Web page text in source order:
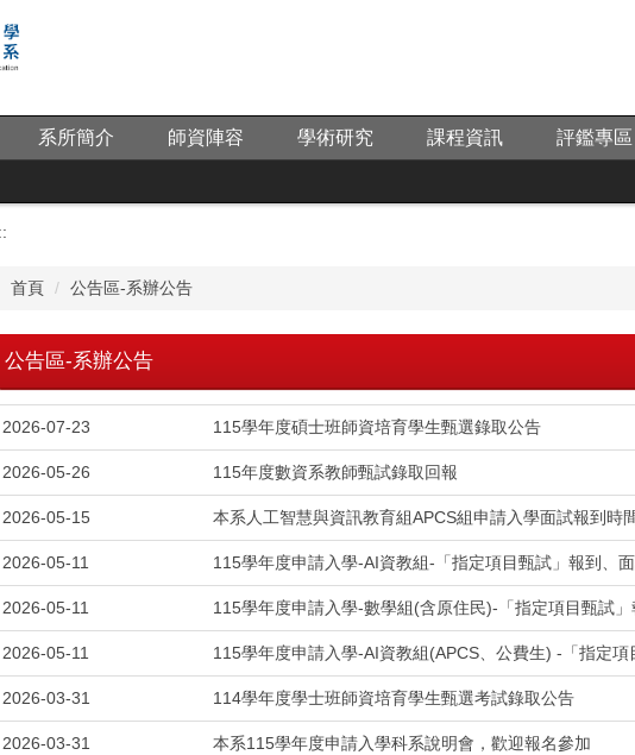
系所簡介 師資陣容 學術研究 課程資訊 評鑑專區
首頁 公告區-系辦公告
公告區-系辦公告
2026-07-23 115學年度碩士班師資培育學生甄選錄取公告
2026-05-26 115年度數資系教師甄試錄取回報
2026-05-15 本系人工智慧與資訊教育組APCS組申請入學面試報到時
2026-05-11 115學年度申請入學-AI資教組-「指定項目甄試」報到、
2026-05-11 115學年度申請入學-數學組(含原住民)-「指定項目甄試
2026-05-11 115學年度申請入學-AI資教組(APCS、公費生) -「指定
2026-03-31 114學年度學士班師資培育學生甄選考試錄取公告
2026-03-31 本系115學年度申請入學科系說明會，歡迎報名參加